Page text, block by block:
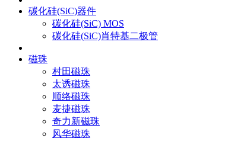
碳化硅(SiC)器件
碳化硅(SiC) MOS
碳化硅(SiC)肖特基二极管
磁珠
村田磁珠
太诱磁珠
顺络磁珠
麦捷磁珠
奇力新磁珠
风华磁珠